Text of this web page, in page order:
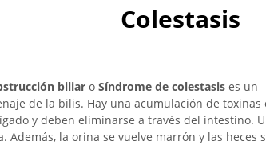
Colestasis
biliar o Síndrome de colestasis es un
de la bilis. Hay una acumulación de toxinas
y deben eliminarse a través del intestino.
Además, la orina se vuelve marrón y las heces